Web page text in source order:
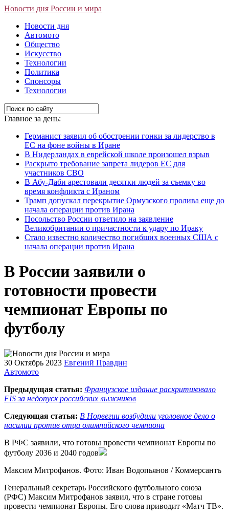
Новости дня России и мира
Новости дня
Автомото
Общество
Искусство
Технологии
Политика
Спонсоры
Технологии
Главное за день:
Германист заявил об обострении гонки за лидерство в
ЕС на фоне войны в Иране
В Нидерландах в еврейской школе произошел взрыв
Раскрыто требование запрета лидеров ЕС для
участников СВО
В Абу-Даби арестовали десятки людей за съемку во
время конфликта с Ираном
Трамп допускал перекрытие Ормузского пролива еще до
начала операции против Ирана
Посольство России ответило на заявление
Великобритании о причастности к удару по Ираку
Стало известно количество погибших военных США с
начала операции против Ирана
В России заявили о
готовности провести
чемпионат Европы по
футболу
30 Октябрь 2023 Евгений Правдин
Автомото
Предыдущая статья: Французское издание раскритиковало
FIS за недопуск российских лыжников
Следующая статья: В Норвегии возбудили уголовное дело о
насилии против отца олимпийского чемпиона
В РФС заявили, что готовы провести чемпионат Европы по
футболу 2036 и 2040 годов
Максим Митрофанов. Фото: Иван Водопьянов / Коммерсантъ
Генеральный секретарь Российского футбольного союза
(РФС) Максим Митрофанов заявил, что в стране готовы
провести чемпионат Европы. Его слова приводит «Матч ТВ».